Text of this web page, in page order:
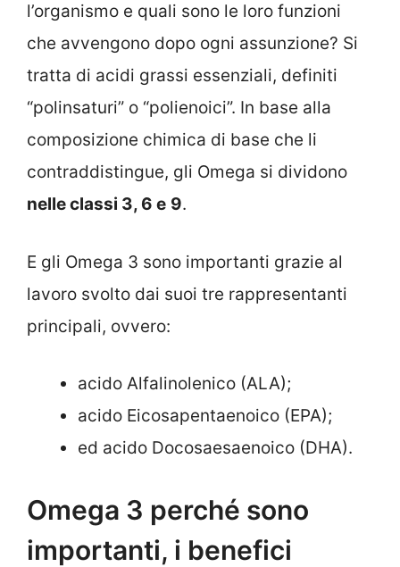
l’organismo e quali sono le loro funzioni
che avvengono dopo ogni assunzione? Si
tratta di acidi grassi essenziali, definiti
“polinsaturi” o “polienoici”. In base alla
composizione chimica di base che li
contraddistingue, gli Omega si dividono
nelle classi 3, 6 e 9.
E gli Omega 3 sono importanti grazie al
lavoro svolto dai suoi tre rappresentanti
principali, ovvero:
acido Alfalinolenico (ALA);
acido Eicosapentaenoico (EPA);
ed acido Docosaesaenoico (DHA).
Omega 3 perché sono
importanti, i benefici